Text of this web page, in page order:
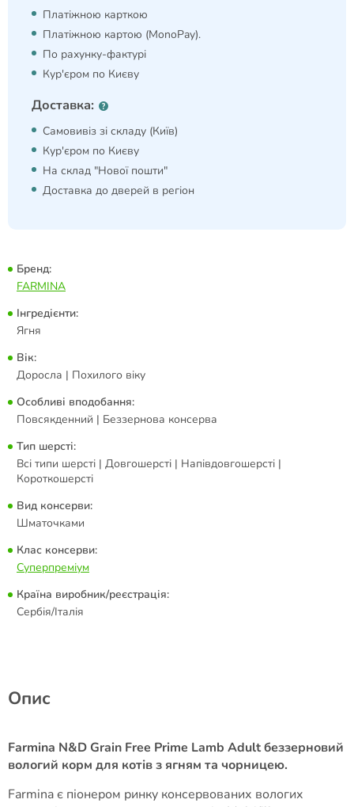
Платіжною карткою
Платіжною картою (MonoPay).
По рахунку-фактурі
Кур'єром по Києву
Доставка:
Самовивіз зі складу (Київ)
Кур'єром по Києву
На склад "Нової пошти"
Доставка до дверей в регіон
Бренд:
FARMINA
Інгредієнти:
Ягня
Вік:
Доросла | Похилого віку
Особливі вподобання:
Повсякденний | Беззернова консерва
Тип шерсті:
Всі типи шерсті | Довгошерсті | Напівдовгошерсті |
Короткошерсті
Вид консерви:
Шматочками
Клас консерви:
Суперпреміум
Країна виробник/реєстрація:
Сербія/Італія
Опис
Farmina N&D Grain Free Prime Lamb Adult беззерновий
вологий корм для котів з ягням та чорницею.
Farmina є піонером ринку консервованих вологих